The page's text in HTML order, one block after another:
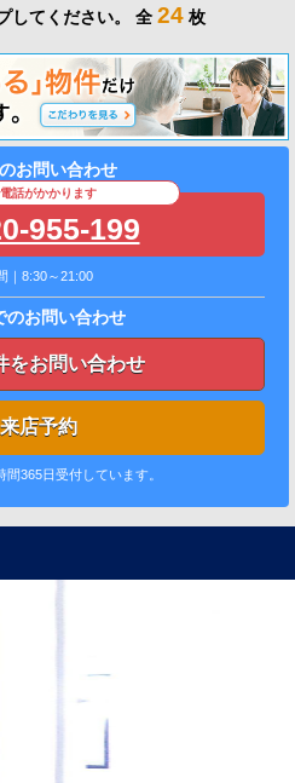
してください。 全 24 枚
お問い合わせ
話がかかります
955-199
｜8:30～21:00
のお問い合わせ
をお問い合わせ
来店予約
間365日受付しています。